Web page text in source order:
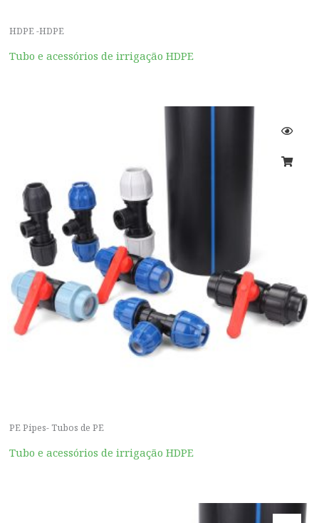
HDPE -HDPE
Tubo e acessórios de irrigação HDPE
PE Pipes- Tubos de PE
Tubo e acessórios de irrigação HDPE